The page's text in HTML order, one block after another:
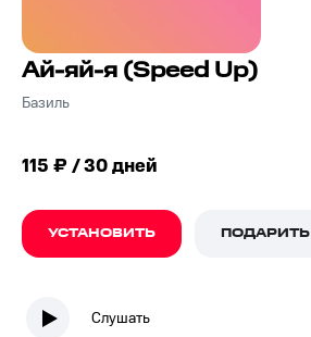
Ай-яй-я (Speed Up)
Базиль
115 ₽ / 30 дней
УСТАНОВИТЬ ПОДАРИТЬ
Слушать